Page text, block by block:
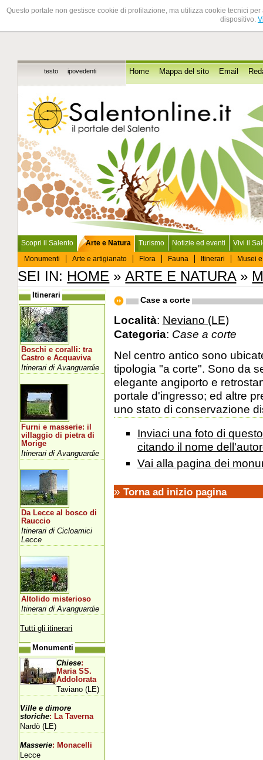
Questo portale non gestisce cookie di profilazione, ma utilizza cookie tecnici
dispositivo.
testo ipovedenti Home Mappa del sito Email
Scopri il Salento
Arte e Natura
Monumenti
Arte e artigianato Flora Fauna Itinerari Musei
Turismo Notizie ed eventi Vivi il
SEI IN: HOME »ARTE E NATURA»
Case a corte
Località: Neviano (LE)
Categoria: Case a corte
Nel centro antico sono
tipologia "a corte". Sono da
elegante angiporto e
portale d'ingresso; ed altre
uno stato di conservazione
Inviaci una foto di
citando il nome
Vai alla pagina dei
» Torna ad inizio pagina
Itinerari
Boschi e coralli: tra
Castro e Acquaviva
Itinerari di Avanguardie
Furni e masserie: il
villaggio di pietra di
Morige
Itinerari di Avanguardie
Da Lecce al bosco di
Rauccio
Itinerari di Cicloamici
Lecce
Altolido misterioso
Itinerari di Avanguardie
Tutti gli itinerari
Monumenti
Chiese:
Maria SS.
Addolorata
Taviano (LE)
Ville e dimore
storiche: La Taverna
Nardò (LE)
Masserie: Monacelli
Lecce